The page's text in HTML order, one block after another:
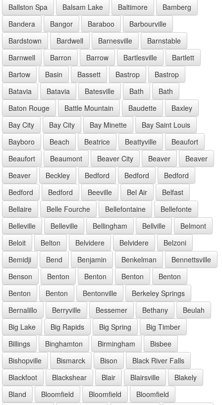
Ballston Spa
Balsam Lake Baltimore
Bamberg
Bandera
Bangor Baraboo
Barbourville
Bardstown
Bardwell Barnesville
Barnstable
Barnwell
Barron Barrow Bartlesville
Bartlett
Bartow
Basin Bassett Bastrop
Bastrop
Batavia
Batavia Batesville Bath
Bath
Baton Rouge
Battle Mountain Baudette
Baxley
Bay City
Bay City Bay Minette
Bay Saint Louis
Bayboro
Beach Beatrice Beattyville
Beaufort
Beaufort
Beaumont Beaver City Beaver
Beaver
Beaver
Beckley Bedford Bedford
Bedford
Bedford
Bedford Beeville Bel Air
Belfast
Bellaire
Belle Fourche Bellefontaine
Bellefonte
Belleville
Belleville Bellingham Bellville
Belmont
Beloit
Belton Belvidere Belvidere
Belzoni
Bemidji
Bend Benjamin Benkelman
Bennettsville
Benson
Benton Benton Benton
Benton
Benton
Benton Bentonville
Berkeley Springs
Bernalillo
Berryville Bessemer Bethany
Beulah
Big Lake
Big Rapids Big Spring
Big Timber
Billings
Binghamton Birmingham
Bisbee
Bishopville
Bismarck Bison
Black River Falls
Blackfoot
Blackshear Blair Blairsville
Blakely
Bland
Bloomfield Bloomfield
Bloomfield